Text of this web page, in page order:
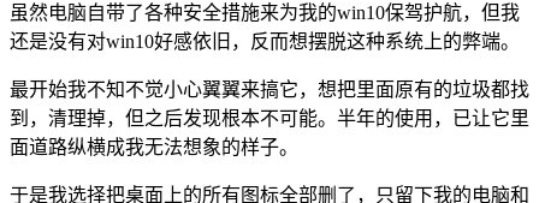
虽然电脑自带了各种安全措施来为我的win10保驾护航，但我
还是没有对win10好感依旧，反而想摆脱这种系统上的弊端。
最开始我不知不觉小心翼翼来搞它，想把里面原有的垃圾都找
到，清理掉，但之后发现根本不可能。半年的使用，已让它里
面道路纵横成我无法想象的样子。
于是我选择把桌面上的所有图标全部删了，只留下我的电脑和